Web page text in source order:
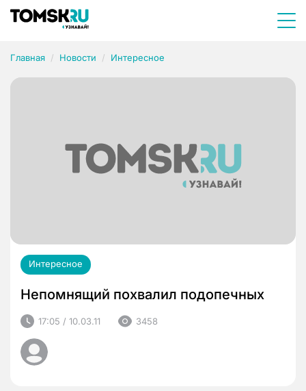
Главная Новости Интересное
Интересное
Непомнящий похвалил подопечных
17:05 / 10.03.11 3458